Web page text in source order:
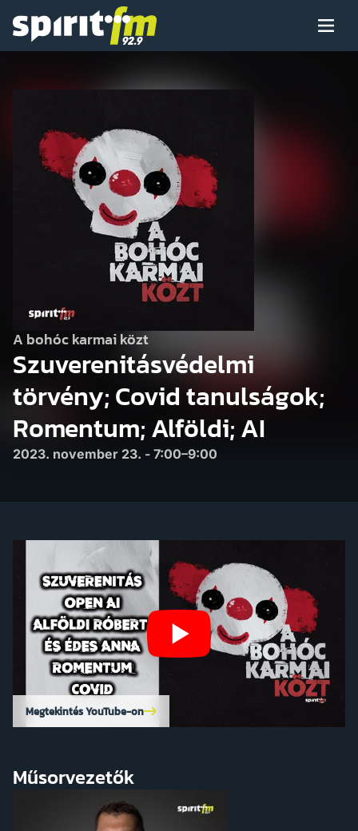
Spirit
Menü
Arcaink
Műsor
Hírek
A bohóc karmai közt
Szuverenitásvédelmi
törvény; Covid tanulságok;
Romentum; Alföldi; AI
2023. november 23. - 7:00–9:00
Megtekintés YouTube-on
Műsorvezetők